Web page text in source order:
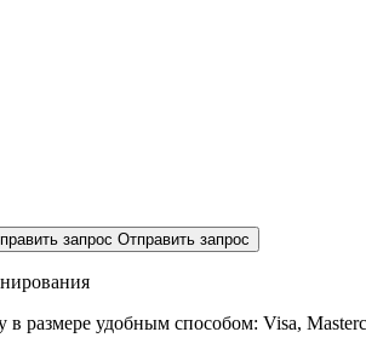
запрос Отправить запрос
в размере удобным способом: Visa,